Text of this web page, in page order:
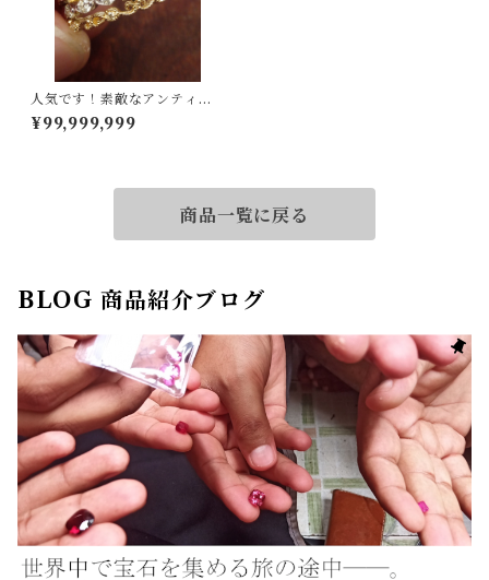
人気です！素敵なアンティー
ク調！K18/Pt900ダイヤリン
グ 11号
¥99,999,999
商品一覧に戻る
BLOG 商品紹介ブログ